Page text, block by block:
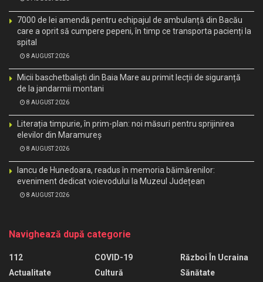
7000 de lei amendă pentru echipajul de ambulanță din Bacău
care a oprit să cumpere pepeni, în timp ce transporta pacienți la
spital
8 AUGUST 2026
Micii baschetbaliști din Baia Mare au primit lecții de siguranță
de la jandarmii montani
8 AUGUST 2026
Literația timpurie, în prim-plan: noi măsuri pentru sprijinirea
elevilor din Maramureș
8 AUGUST 2026
Iancu de Hunedoara, readus în memoria băimărenilor:
eveniment dedicat voievodului la Muzeul Județean
8 AUGUST 2026
Navighează după categorie
112
Actualitate
COVID-19
Cultură
Război În Ucraina
Sănătate